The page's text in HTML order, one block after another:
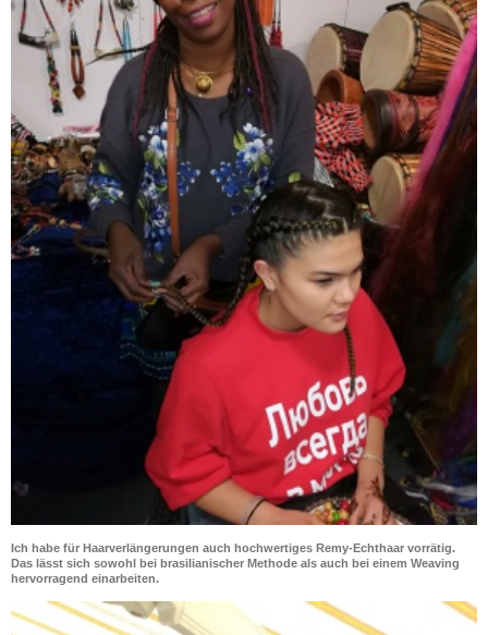
Ich habe für Haarverlängerungen auch hochwertiges Remy-Echthaar vorrätig.
Das lässt sich sowohl bei brasilianischer Methode als auch bei einem Weaving
hervorragend einarbeiten.